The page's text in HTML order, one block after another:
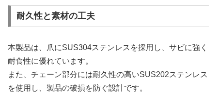
耐久性と素材の工夫
本製品は、爪にSUS304ステンレスを採用し、サビに強く
耐食性に優れています。
また、チェーン部分には耐久性の高いSUS202ステンレス
を使用し、製品の破損を防ぐ設計です。